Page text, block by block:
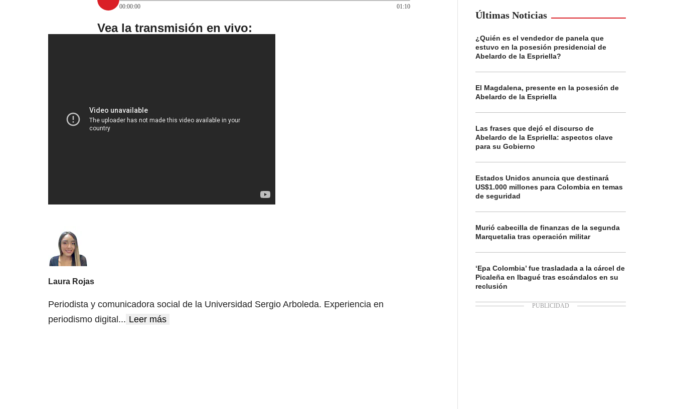
00:00:00
01:10
Vea la transmisión en vivo:
Laura Rojas
Periodista y comunicadora social de la Universidad Sergio Arboleda. Experiencia en
periodismo digital... Leer más
Últimas Noticias
¿Quién es el vendedor de panela que
estuvo en la posesión presidencial de
Abelardo de la Espriella?
El Magdalena, presente en la posesión de
Abelardo de la Espriella
Las frases que dejó el discurso de
Abelardo de la Espriella: aspectos clave
para su Gobierno
Estados Unidos anuncia que destinará
US$1.000 millones para Colombia en temas
de seguridad
Murió cabecilla de finanzas de la segunda
Marquetalia tras operación militar
‘Epa Colombia’ fue trasladada a la cárcel de
Picaleña en Ibagué tras escándalos en su
reclusión